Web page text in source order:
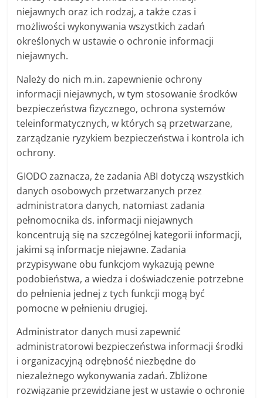
niejawnych oraz ich rodzaj, a także czas i
możliwości wykonywania wszystkich zadań
określonych w ustawie o ochronie informacji
niejawnych.
Należy do nich m.in. zapewnienie ochrony
informacji niejawnych, w tym stosowanie środków
bezpieczeństwa fizycznego, ochrona systemów
teleinformatycznych, w których są przetwarzane,
zarządzanie ryzykiem bezpieczeństwa i kontrola ich
ochrony.
GIODO zaznacza, że zadania ABI dotyczą wszystkich
danych osobowych przetwarzanych przez
administratora danych, natomiast zadania
pełnomocnika ds. informacji niejawnych
koncentrują się na szczególnej kategorii informacji,
jakimi są informacje niejawne. Zadania
przypisywane obu funkcjom wykazują pewne
podobieństwa, a wiedza i doświadczenie potrzebne
do pełnienia jednej z tych funkcji mogą być
pomocne w pełnieniu drugiej.
Administrator danych musi zapewnić
administratorowi bezpieczeństwa informacji środki
i organizacyjną odrębność niezbędne do
niezależnego wykonywania zadań. Zbliżone
rozwiązanie przewidziane jest w ustawie o ochronie